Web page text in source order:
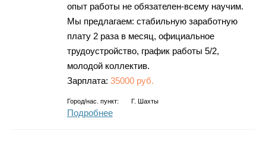
опыт работы не обязателен-всему научим.
Мы предлагаем: стабильную заработную
плату 2 раза в месяц, официальное
трудоустройство, график работы 5/2,
молодой коллектив.
Зарплата: 35000 руб.
Город/нас. пункт: Г. Шахты
Подробнее